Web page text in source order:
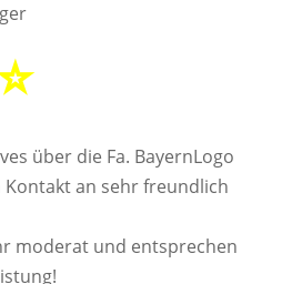
über die Fa. BayernLogo
Kontakt an sehr freundlich
moderat und entsprechen